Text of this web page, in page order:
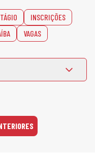
INSCRIÇÕES
VAGAS